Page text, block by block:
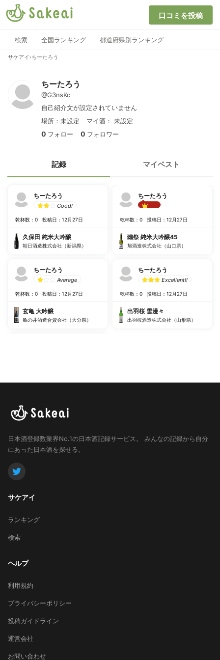
口コミを投稿
検索 全国ランキング 都道府県別ランキング
サケアイ ›ちーたろう
ちーたろう
@G3nsKc
自己紹介文が設定されていません
場所：未設定
マイ酒： 未設定
0 フォロー 0 フォロワー
記録 マイベスト
ちーたろう
Good!
乾杯数：0 投稿日：12月27日
久保田 純米大吟醸
朝日酒造株式会社（新潟県）
ちーたろう
Average
乾杯数：0 投稿日：12月27日
玄亀 大吟醸
亀の井酒造合資会社（大分県）
ちーたろう
乾杯数：0 投稿日：12月27日
獺祭 純米大吟醸45
旭酒造株式会社（山口県）
ちーたろう
Excellent!!
乾杯数：0 投稿日：12月27日
出羽桜 雪漫々
出羽桜酒造株式会社（山形県）
日本酒登録数業界No.1の日本酒記録サービス。
みんなの記録から自分
にあった日本酒を探せる。
サケアイ
ランキング
検索
ヘルプ
利用規約
プライバシーポリシー
投稿ガイドライン
運営会社
お問い合わせ